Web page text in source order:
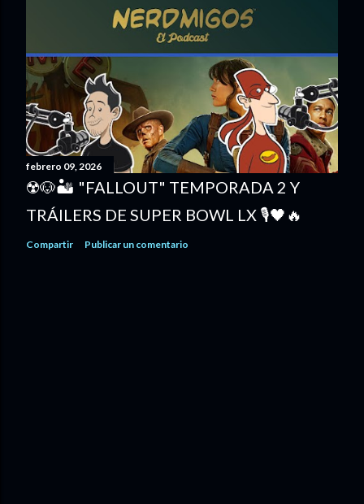
febrero 09, 2026
☢️🐶🏜️ "FALLOUT" TEMPORADA 2 Y
TRÁILERS DE SUPER BOWL LX 🎙️🖤🔥
Compartir Publicar un comentario